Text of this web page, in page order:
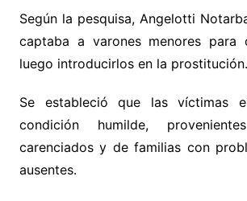
Según la pesquisa, Angelotti
captaba a varones menores para
luego introducirlos en la prostitución.
Se estableció que las víctimas
condición humilde,
carenciados y de familias con
ausentes.